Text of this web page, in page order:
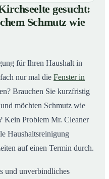
gesucht: Entfernung
Staub, Fett und Abfall
in
gesucht:
Schmutz wie
für Ihren Haushalt in
nur mal die Fenster in
Brauchen Sie kurzfristig
möchten Schmutz wie
Kein Problem Mr. Cleaner
Haushaltsreinigung
auf einen Termin durch.
und unverbindliches